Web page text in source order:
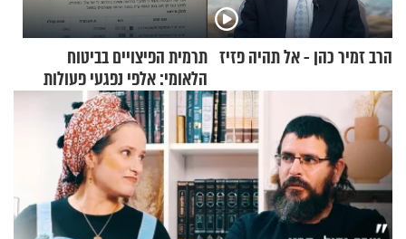
הרב זמיר כהן - אל תהיה פזיז תרמית הפיצויים בביטוח
הלאומי: אלפי נפגעי פעולות
איבה קיבלו כספים במירמה